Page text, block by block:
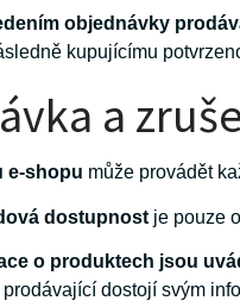
objednávky
kupujícímu
a
e-shopu může provádět
dostupnost je pouze
o produktech jsou
dostojí svým